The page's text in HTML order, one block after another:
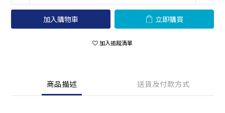
加入購物車 立即購買
加入追蹤清單
商品描述 送貨及付款方式